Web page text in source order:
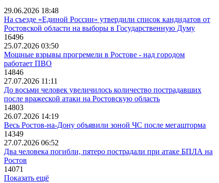
29.06.2026 18:48
На съезде «Единой России» утвердили список кандидатов от
Ростовской области на выборы в Государственную Думу
16496
25.07.2026 03:50
Мощные взрывы прогремели в Ростове - над городом
работает ПВО
14846
27.07.2026 11:11
До восьми человек увеличилось количество пострадавших
после вражеской атаки на Ростовскую область
14803
26.07.2026 14:19
Весь Ростов-на-Дону объявили зоной ЧС после мегашторма
14349
27.07.2026 06:52
Два человека погибли, пятеро пострадали при атаке БПЛА на
Ростов
14071
Показать ещё